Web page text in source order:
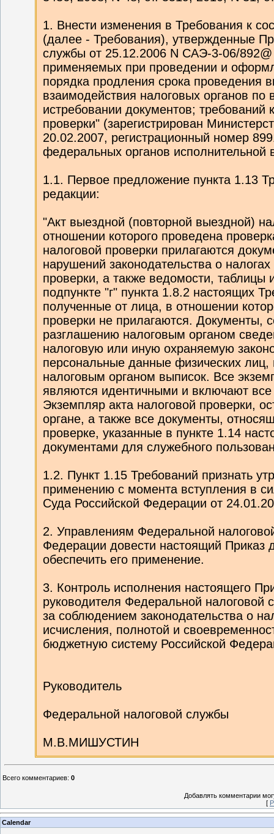
1. Внести изменения в Требования к
(далее - Требования), утвержденные
службы от 25.12.2006 N САЭ-3-06/
применяемых при проведении и
порядка продления срока проведения
взаимодействия налоговых органов
истребовании документов; требований
проверки" (зарегистрирован
20.02.2007, регистрационный номер
федеральных органов исполнительной
1.1. Первое предложение пункта 1.13
редакции:
"Акт выездной (повторной выездной)
отношении которого проведена
налоговой проверки прилагаются
нарушений законодательства о
проверки, а также ведомости,
подпункте "г" пункта 1.8.2 настоящих
полученные от лица, в отношении
проверки не прилагаются.
разглашению налоговым органом
налоговую или иную охраняемую
персональные данные физических
налоговым органом выписок. Все
являются идентичными и включают
Экземпляр акта налоговой проверки,
органе, а также все документы,
проверке, указанные в пункте 1.14
документами для служебного
1.2. Пункт 1.15 Требований признать
применению с момента вступления в
Суда Российской Федерации от
2. Управлениям Федеральной
Федерации довести настоящий Приказ
обеспечить его применение.
3. Контроль исполнения настоящего
руководителя Федеральной
за соблюдением законодательства о
исчисления, полнотой и
бюджетную систему Российской
Руководитель
Федеральной налоговой службы
М.В.МИШУСТИН
Всего комментариев: 0
Добавлять комментарии
[
Calendar